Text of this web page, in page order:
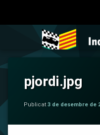
Qui som?
Coneixent la IndyCar
Cròniques
La Pregunta
pjordi.jpg
Publicat 3 de desembre de